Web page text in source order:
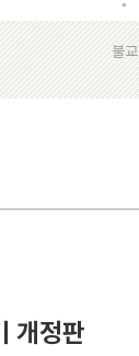
불교
개정판